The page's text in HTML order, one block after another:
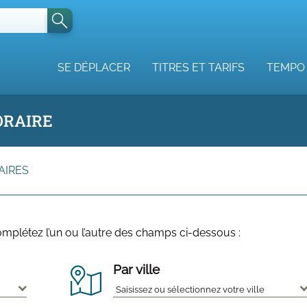
SE DÉPLACER TITRES ET TARIFS TEMPO
l’un ou l’autre des champs ci-dessous :
Par ville